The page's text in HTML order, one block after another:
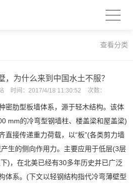
查看分类
，为什么来到中国水土不服？
时间： 2017/4/18 11:30:52 次数：
密肋型板墙体系，源于轻木结构。该体
mm的冷弯型钢墙柱、楼盖梁和屋盖梁)
直接传递重力荷载，以“板”(各类剪力墙
生的侧向作用力。主要应用于低层(3层
)，在北美已经有30多年历史并已广泛
体系。(下文以轻钢结构指代冷弯薄壁型